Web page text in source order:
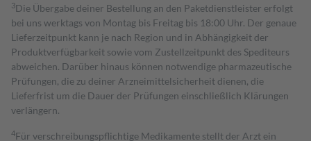
3Die Übergabe deiner Bestellung an den Paketdienstleister erfolgt
bei uns werktags von Montag bis Freitag bis 18:00 Uhr. Der genaue
Lieferzeitpunkt kann je nach Region und in Abhängigkeit der
Produktverfügbarkeit sowie vom Zustellzeitpunkt des Spediteurs
abweichen. Darüber hinaus können notwendige pharmazeutische
Prüfungen, die zu deiner Arzneimittelsicherheit dienen, die
Lieferfrist um die Dauer der Prüfungen einschließlich Klärungen
verlängern.
4Für verschreibungspflichtige Medikamente stellt der Arzt ein